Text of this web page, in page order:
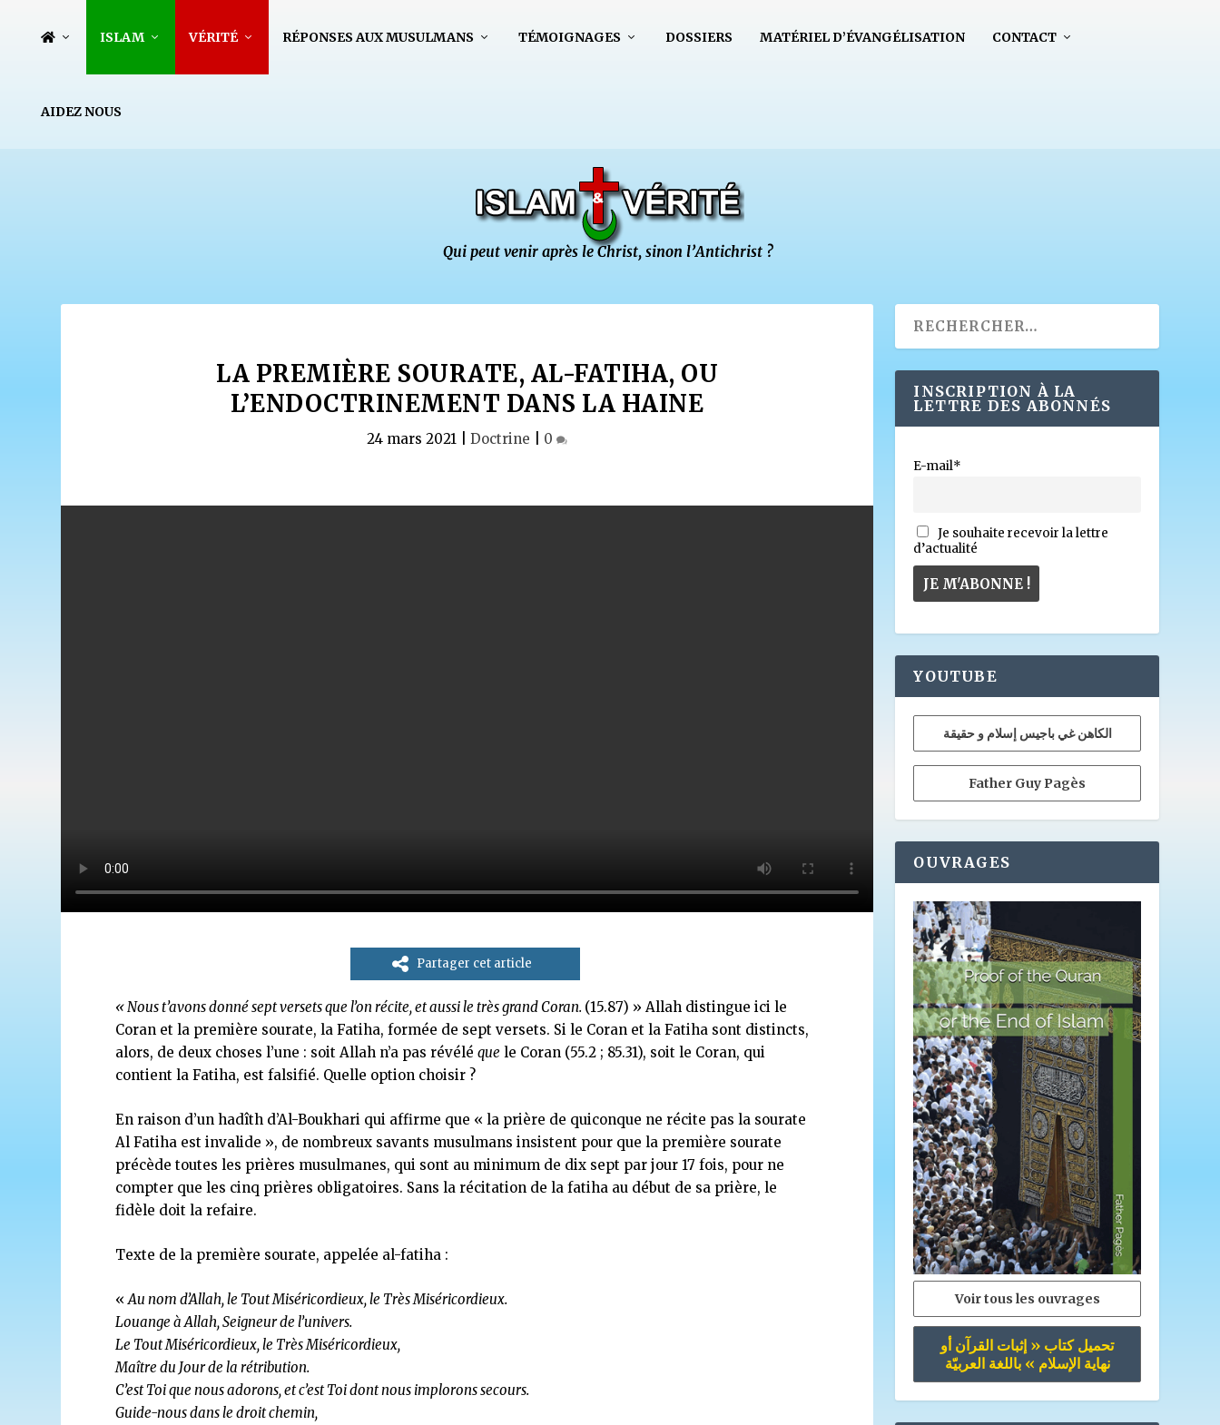
ISLAM VÉRITÉ RÉPONSES AUX MUSULMANS TÉMOIGNAGES DOSSIERS MATÉRIEL D’ÉVANGÉLISATION CONTACT
AIDEZ NOUS
LA PREMIÈRE SOURATE, AL-FATIHA, OU
L’ENDOCTRINEMENT DANS LA HAINE
24 mars 2021 |Doctrine 0
Partager cet article
« Nous t’avons donné sept versets que l’on récite, et aussi le très grand Coran. (15.87) » Allah distingue ici le
Coran et la première sourate, la Fatiha, formée de sept versets. Si le Coran et la Fatiha sont distincts,
alors, de deux choses l’une : soit Allah n’a pas révéléque le Coran (55.2 ; 85.31), soit le Coran, qui
contient la Fatiha, est falsifié. Quelle option choisir ?
En raison d’un hadîth d’Al-Boukhari qui affirme que « la prière de quiconque ne récite pas la sourate
Al Fatiha est invalide », de nombreux savants musulmans insistent pour que la première sourate
précède toutes les prières musulmanes, qui sont au minimum de dix sept par jour 17 fois, pour ne
compter que les cinq prières obligatoires. Sans la récitation de la fatiha au début de sa prière, le
fidèle doit la refaire.
Texte de la première sourate, appelée al-fatiha :
«Au nom d’Allah, le Tout Miséricordieux, le Très Miséricordieux.
Louange à Allah, Seigneur de l’univers.
Le Tout Miséricordieux, le Très Miséricordieux,
Maître du Jour de la rétribution.
C’est Toi que nous adorons, et c’est Toi dont nous implorons secours.
Guide-nous dans le droit chemin,
INSCRIPTION À LA
LETTRE DES ABONNÉS
E-mail*
Je souhaite recevoir la lettre
d’actualité
YOUTUBE
الكاهن غي باجيس إسلام و حقيقة
Father Guy Pagès
OUVRAGES
Voir tous les ouvrages
تحميل كتاب « إثبات القرآن أو
نهاية الإسلام » باللغة العربيّة